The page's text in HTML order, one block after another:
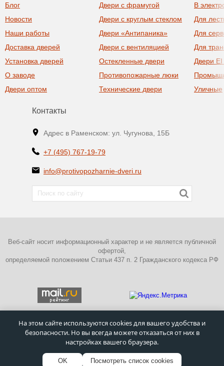
Блог
Новости
Наши работы
Доставка дверей
Установка дверей
О заводе
Двери оптом
Двери с фрамугой
Двери с круглым стеклом
Двери «Антипаника»
Двери с вентиляцией
Остекленные двери
Противопожарные люки
Технические двери
В
Для
Для
Для
Двери
Уличные
Контакты
Адрес в Раменском: ул. Чугунова, 15Б
+7 (495) 767-19-79
info@protivopozharnie-dveri.ru
Веб-сайт носит информационный характер и не является публичной
офертой,
определяемой положением Статьи 437 п. 2 Гражданского кодекса РФ
ПОЛИТИКА КОНФИДЕНЦИАЛЬНОСТИ
Московский завод металлических дверей–Противопожарные
двери1995 - 2026г.
На этом сайте используются cookies для вашего удобства и
безопасности. Но вы всегда можете отказаться от них в
настройках вашего браузера.
OK Посмотреть список cookies